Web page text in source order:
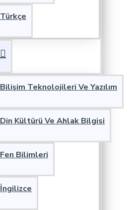
Türkçe
Bilişim Teknolojileri Ve Yazılım
Din Kültürü Ve Ahlak Bilgisi
Fen Bilimleri
İngilizce